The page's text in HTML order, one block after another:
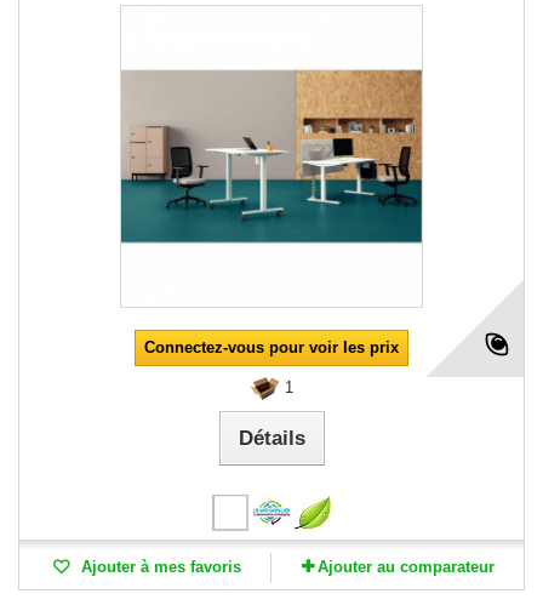
Connectez-vous pour voir les prix
1
Détails
Ajouter à mes favoris Ajouter au comparateur